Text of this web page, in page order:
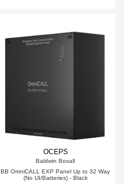
OCEPS
Baldwin Boxall
BB OmniCALL EXP Panel Up to 32 Way
(No UI/Batteries) - Black